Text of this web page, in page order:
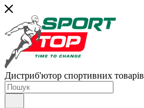
Дистриб'ютор спортивних товарів